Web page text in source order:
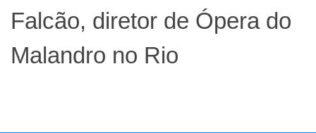
Falcão, diretor de Ópera do
Malandro no Rio